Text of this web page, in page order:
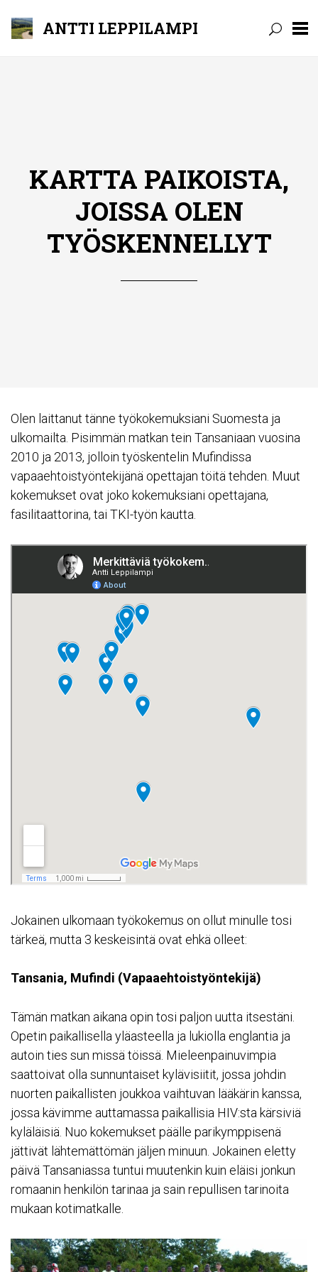
ANTTI LEPPILAMPI
KARTTA PAIKOISTA,
JOISSA OLEN
TYÖSKENNELLYT
Olen laittanut tänne työkokemuksiani Suomesta ja
ulkomailta. Pisimmän matkan tein Tansaniaan vuosina
2010 ja 2013, jolloin työskentelin Mufindissa
vapaaehtoistyöntekijänä opettajan töitä tehden. Muut
kokemukset ovat joko kokemuksiani opettajana,
fasilitaattorina, tai TKI-työn kautta.
Jokainen ulkomaan työkokemus on ollut minulle tosi
tärkeä, mutta 3 keskeisintä ovat ehkä olleet:
Tansania, Mufindi (Vapaaehtoistyöntekijä)
Tämän matkan aikana opin tosi paljon uutta itsestäni.
Opetin paikallisella yläasteella ja lukiolla englantia ja
autoin ties sun missä töissä. Mieleenpainuvimpia
saattoivat olla sunnuntaiset kylävisiitit, jossa johdin
nuorten paikallisten joukkoa vaihtuvan lääkärin kanssa,
jossa kävimme auttamassa paikallisia HIV:sta kärsiviä
kyläläisiä. Nuo kokemukset päälle parikymppisenä
jättivät lähtemättömän jäljen minuun. Jokainen eletty
päivä Tansaniassa tuntui muutenkin kuin eläisi jonkun
romaanin henkilön tarinaa ja sain repullisen tarinoita
mukaan kotimatkalle.